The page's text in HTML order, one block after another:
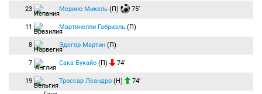
23 Мерино Микель (П) 75′
11 Мартинелли Габриэль (П)
8 Эдегор Мартин (П)
7 Сака Букайо (П) 74′
19 Троссар Леандро (Н) 74′